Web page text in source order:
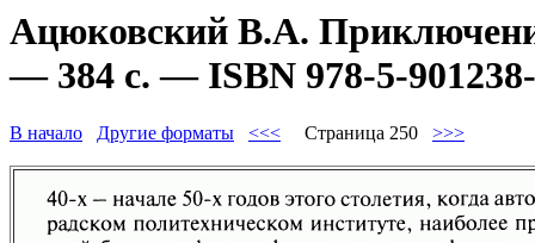
Ацюковский В.А.
— 384 с. — ISBN 978-5-
В начало Другие форматы <<< Страница 250 >>>